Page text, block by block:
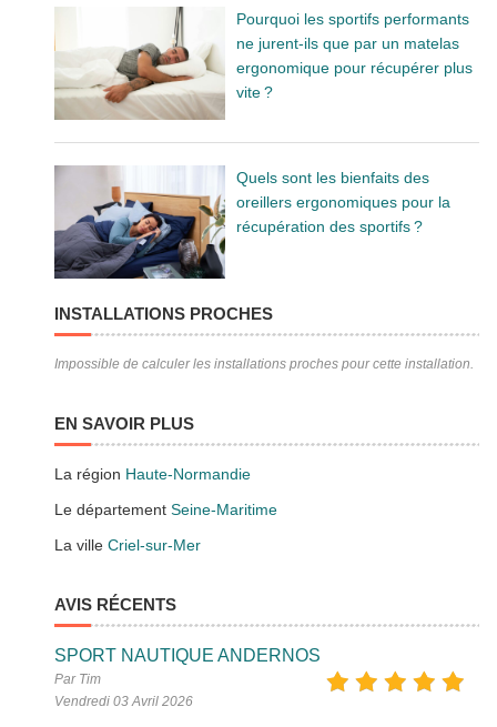
Pourquoi les sportifs performants
ne jurent-ils que par un matelas
ergonomique pour récupérer plus
vite ?
Quels sont les bienfaits des
oreillers ergonomiques pour la
récupération des sportifs ?
INSTALLATIONS PROCHES
Impossible de calculer les installations proches pour cette installation.
EN SAVOIR PLUS
La région Haute-Normandie
Le départementSeine-Maritime
La villeCriel-sur-Mer
AVIS RÉCENTS
SPORT NAUTIQUE ANDERNOS
Par Tim
Vendredi 03 Avril 2026